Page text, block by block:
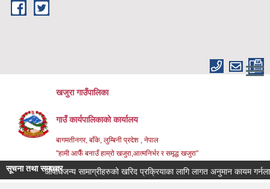
Skip to main content
खजुरा गाउँपालिका
गाउँ कार्यपालिकाको कार्यालय
बागमतीनगर, बाँके, लुम्बिनी प्रदेश , नेपाल
"हामी आफैँ बनाउँ हाम्रो खजुरा,आत्मनिर्भर र समृद्ध खजुरा"
सूचना तथा समाचार
औषधि तथा औषधिजन्य सामाग्रीहरुको खरिद प्रक्रियाका लागि लागत अनुमान कायम